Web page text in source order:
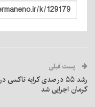
پست قبلی
رشد ۵۵ درصدی کرایه تاکسی
کرمان اجرایی شد